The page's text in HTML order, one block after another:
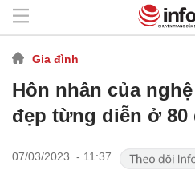
Gia đình
Hôn nhân của
đẹp từng diễn ở 80
07/03/2023 - 11:37